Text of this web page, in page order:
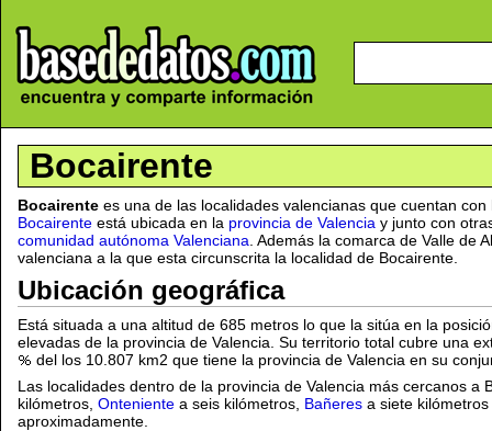
Bocairente
Bocairente es una de las localidades valencianas que cuentan
Bocairente está ubicada en la provincia de Valencia y junto con
comunidad autónoma Valenciana . Además la comarca de Valle de
valenciana a la que esta circunscrita la localidad de Bocairente.
Ubicación geográfica
Está situada a una altitud de 685 metros lo que la sitúa en la
elevadas de la provincia de Valencia. Su territorio total cubre una
del los 10.807 km2 que tiene la provincia de Valencia en su
Las localidades dentro de la provincia de Valencia más cercanos a
kilómetros, Onteniente a seis kilómetros, Bañeres a siete
aproximadamente.